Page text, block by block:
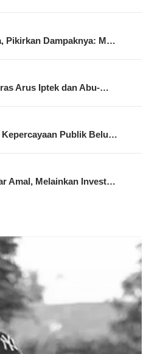
Pikirkan Dampaknya: M…
Arus Iptek dan Abu-…
Kepercayaan Publik Belu…
Amal, Melainkan Invest…